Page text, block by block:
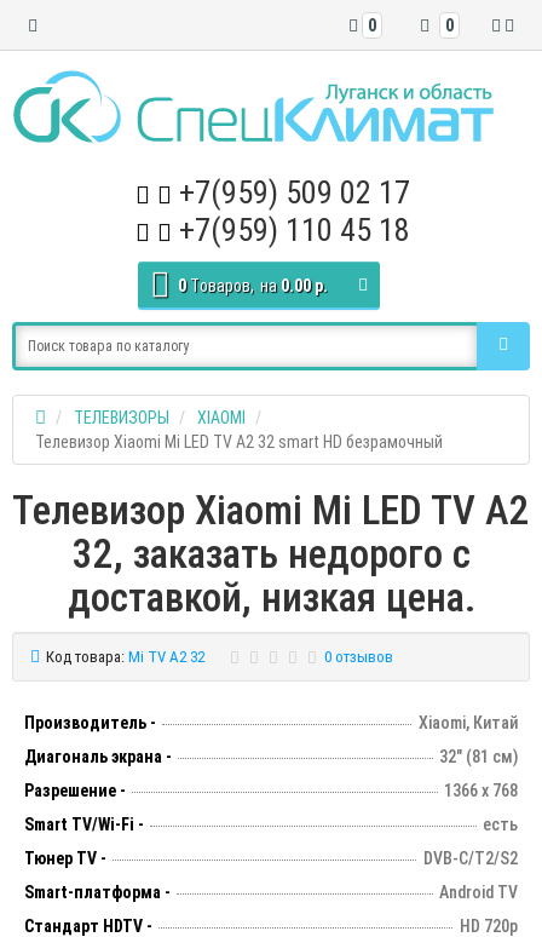
0
0
+7(959) 509 02 17
+7(959) 110 45 18
0 Tоваров, на 0.00 р.
ТЕЛЕВИЗОРЫ
XIAOMI
Телевизор Xiaomi Mi LED TV A2 32 smart HD безрамочный
Телевизор Xiaomi Mi LED TV A2
32, заказать недорого с
доставкой, низкая цена.
Код товара: Mi TV A2 32 0 отзывов
Производитель -
Xiaomi, Китай
Диагональ экрана -
32" (81 см)
Разрешение -
1366 х 768
Smart TV/Wi-Fi -
есть
Тюнер TV -
DVB-C/T2/S2
Smart-платформа -
Android TV
Стандарт HDTV -
HD 720p